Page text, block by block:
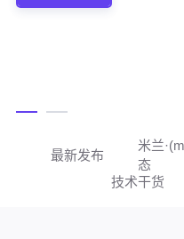
最新发布
米兰
态
技术干货